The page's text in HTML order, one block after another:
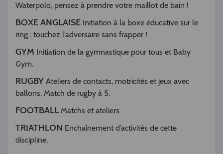
Waterpolo, pensez à prendre votre maillot de bain !
BOXE ANGLAISE Initiation à la boxe éducative sur le
ring : touchez l’adversaire sans frapper !
GYM Initiation de la gymnastique pour tous et Baby
Gym.
RUGBY Ateliers de contacts, motricités et jeux avec
ballons. Match de rugby à 5.
FOOTBALL Matchs et ateliers.
TRIATHLON Enchaînement d’activités de cette
discipline.